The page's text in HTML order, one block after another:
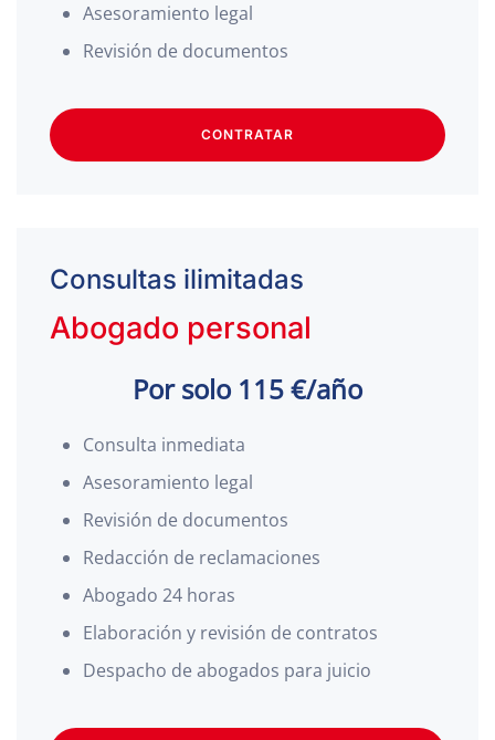
Asesoramiento legal
Revisión de documentos
CONTRATAR
Consultas ilimitadas
Abogado personal
Por solo 115 €/año
Consulta inmediata
Asesoramiento legal
Revisión de documentos
Redacción de reclamaciones
Abogado 24 horas
Elaboración y revisión de contratos
Despacho de abogados para juicio